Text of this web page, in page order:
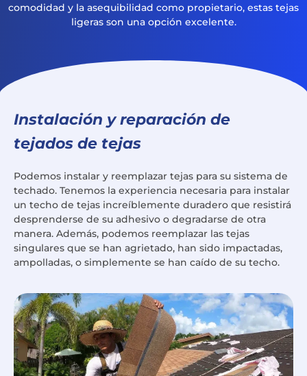
comodidad y la asequibilidad como propietario, estas tejas
ligeras son una opción excelente.
Instalación y reparación de
tejados de tejas
Podemos instalar y reemplazar tejas para su sistema de
techado. Tenemos la experiencia necesaria para instalar
un techo de tejas increíblemente duradero que resistirá
desprenderse de su adhesivo o degradarse de otra
manera. Además, podemos reemplazar las tejas
singulares que se han agrietado, han sido impactadas,
ampolladas, o simplemente se han caído de su techo.